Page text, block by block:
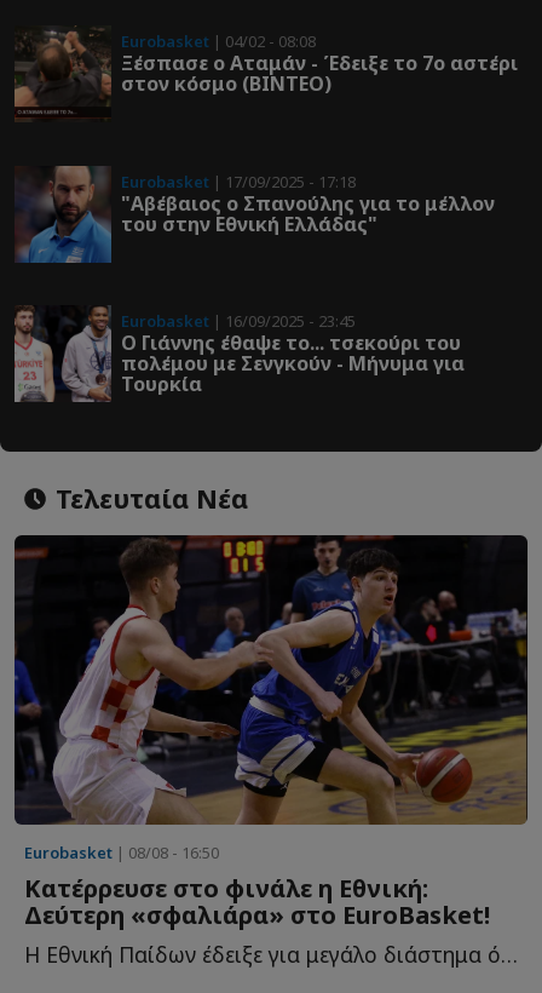
Eurobasket | 04/02 - 08:08
Ξέσπασε o Αταμάν - Έδειξε το 7ο αστέρι
στον κόσμο (ΒΙΝΤΕΟ)
Eurobasket | 17/09/2025 - 17:18
"Αβέβαιος ο Σπανούλης για το μέλλον
του στην Εθνική Ελλάδας"
Eurobasket | 16/09/2025 - 23:45
Ο Γιάννης έθαψε το... τσεκούρι του
πολέμου με Σενγκούν - Μήνυμα για
Τουρκία
Τελευταία Νέα
Eurobasket | 08/08 - 16:50
Κατέρρευσε στο φινάλε η Εθνική:
Δεύτερη «σφαλιάρα» στο EuroBasket!
Η Εθνική Παίδων έδειξε για μεγάλο διάστημα ότι είχε τ...